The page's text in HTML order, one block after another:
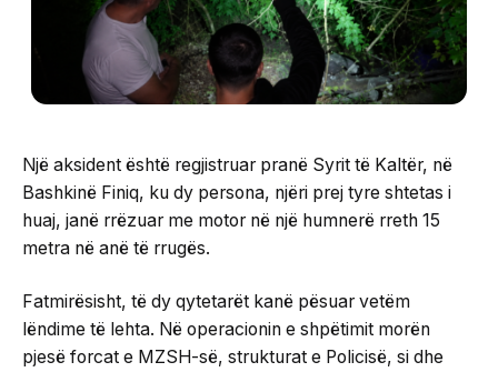
Një aksident është regjistruar pranë Syrit të Kaltër, në
Bashkinë Finiq, ku dy persona, njëri prej tyre shtetas i
huaj, janë rrëzuar me motor në një humnerë rreth 15
metra në anë të rrugës.
Fatmirësisht, të dy qytetarët kanë pësuar vetëm
lëndime të lehta. Në operacionin e shpëtimit morën
pjesë forcat e MZSH-së, strukturat e Policisë, si dhe